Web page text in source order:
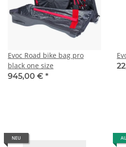
Evoc Road bike bag pro
black one size
945,00 € *
NEU